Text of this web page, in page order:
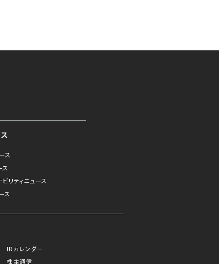
ス
ス
リティニュース
ス
IRカレンダー
株主通信